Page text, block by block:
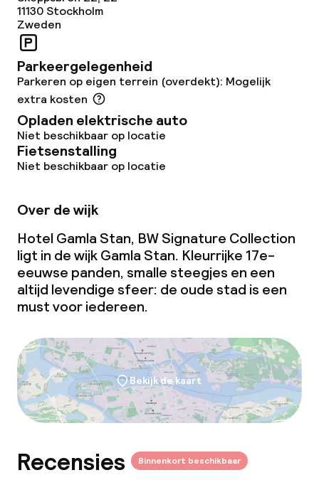
11130 Stockholm
Zweden
Parkeergelegenheid
Parkeren op eigen terrein (overdekt): Mogelijk
extra kosten
Opladen elektrische auto
Niet beschikbaar op locatie
Fietsenstalling
Niet beschikbaar op locatie
Over de wijk
Hotel Gamla Stan, BW Signature Collection
ligt in de wijk Gamla Stan. Kleurrijke 17e-
eeuwse panden, smalle steegjes en een
altijd levendige sfeer: de oude stad is een
must voor iedereen.
Bekijk de kaart
Recensies Binnenkort beschikbaar